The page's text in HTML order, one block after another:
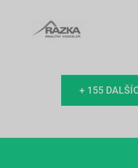
+ 155